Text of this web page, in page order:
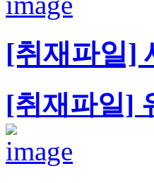
[취재파일]
[취재파일]